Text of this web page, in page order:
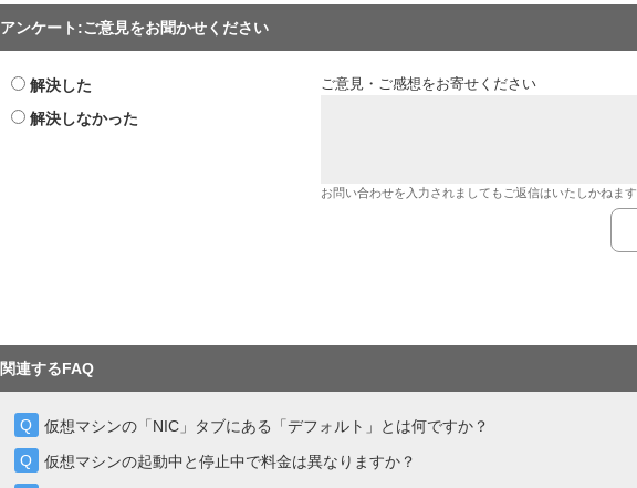
アンケート:ご意見をお聞かせください
解決した
解決しなかった
ご意見・ご感想をお寄せください
お問い合わせを入力されましてもご返信はいたしかねます
関連するFAQ
仮想マシンの「NIC」タブにある「デフォルト」とは何ですか？
仮想マシンの起動中と停止中で料金は異なりますか？